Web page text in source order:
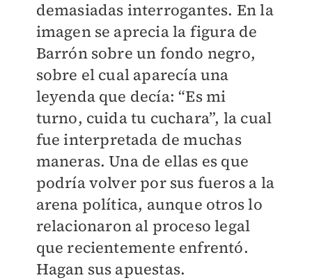
demasiadas interrogantes. En la
imagen se aprecia la figura de
Barrón sobre un fondo negro,
sobre el cual aparecía una
leyenda que decía: “Es mi
turno, cuida tu cuchara”, la cual
fue interpretada de muchas
maneras. Una de ellas es que
podría volver por sus fueros a la
arena política, aunque otros lo
relacionaron al proceso legal
que recientemente enfrentó.
Hagan sus apuestas.